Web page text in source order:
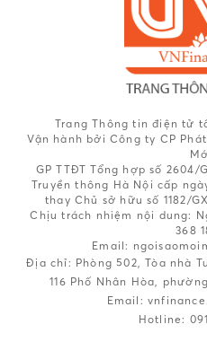
Trang Thông tin điện tử
Vận hành bởi Công ty CP
GP TTĐT Tổng hợp số 2604/
Truyền thông Hà Nội cấp
thay Chủ sở hữu số 1182/
Chịu trách nhiệm nội dung:
368
Email:
Địa chỉ: Phòng 502, Tòa nhà
116 Phố Nhân Hòa,
Email:
Hotline: